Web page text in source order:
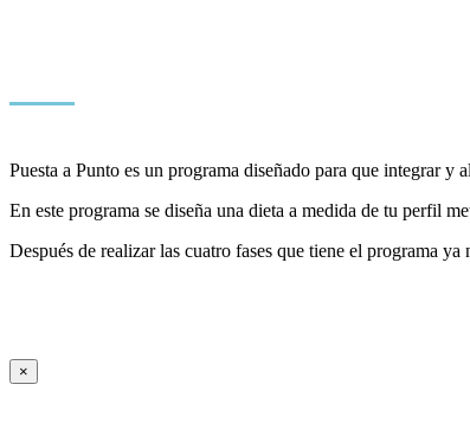
Puesta a Punto es un programa diseñado para que integrar
En este programa se diseña una dieta a medida de tu perfil
Después de realizar las cuatro fases que tiene el programa
×